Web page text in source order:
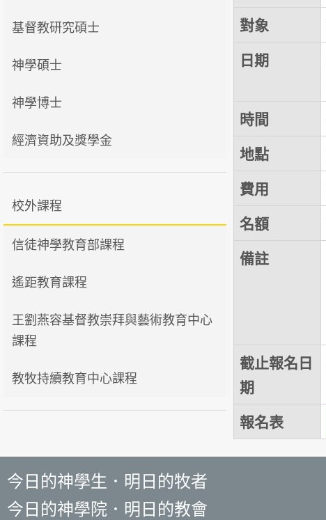
基督教研究碩士
神學碩士
神學博士
經濟資助及獎學金
校外課程
信徒神學教育部課程
遙距教育課程
王劉燕容基督教崇拜與藝術教育中心
課程
教牧持續教育中心課程
對象
日期
時間
地點
費用
名額
備註
截止報名日
期
報名表
今日的神學生．明日的牧者
今日的神學院．明日的教會